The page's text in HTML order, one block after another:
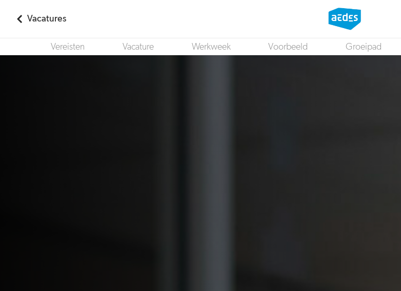
Vacatures
Adviseur Data & Benchmark
Vereisten Vacature Werkweek Voorbeeld Groeipad